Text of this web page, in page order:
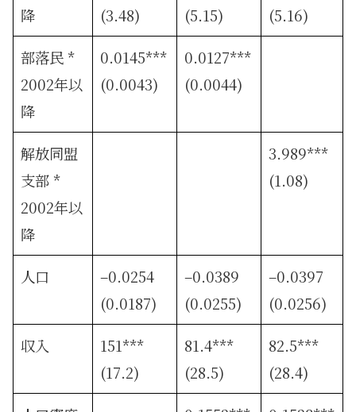
降
(3.48)
(5.15)
(5.16)
部落民 *
2002年以
降
0.0145***
(0.0043)
0.0127***
(0.0044)
解放同盟
支部 *
2002年以
降
3.989***
(1.08)
人口
–0.0254
(0.0187)
–0.0389
(0.0255)
–0.0397
(0.0256)
収入
151***
(17.2)
81.4***
(28.5)
82.5***
(28.4)